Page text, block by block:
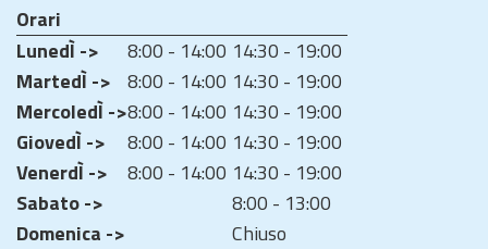
Orari
LunedÌ ->
8:00 - 14:00 14:30 - 19:00
MartedÌ -> 8:00 - 14:00 14:30 - 19:00
MercoledÌ ->8:00 - 14:00 14:30 - 19:00
GiovedÌ ->
8:00 - 14:00 14:30 - 19:00
VenerdÌ ->
8:00 - 14:00 14:30 - 19:00
Sabato ->
8:00 - 13:00
Domenica ->
Chiuso